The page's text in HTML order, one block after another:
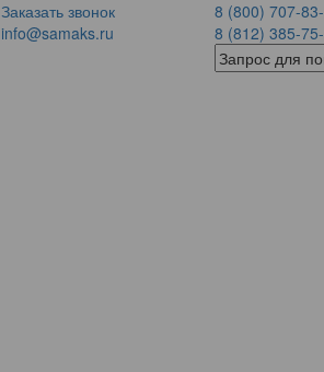
Заказать звонок
info@samaks.ru
8 (800) 707-
8 (812) 385-